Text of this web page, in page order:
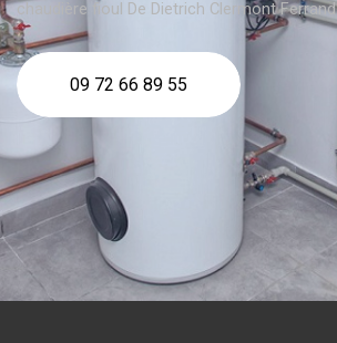
chaudière fioul De Dietrich Clermont Ferrand
09 72 66 89 55